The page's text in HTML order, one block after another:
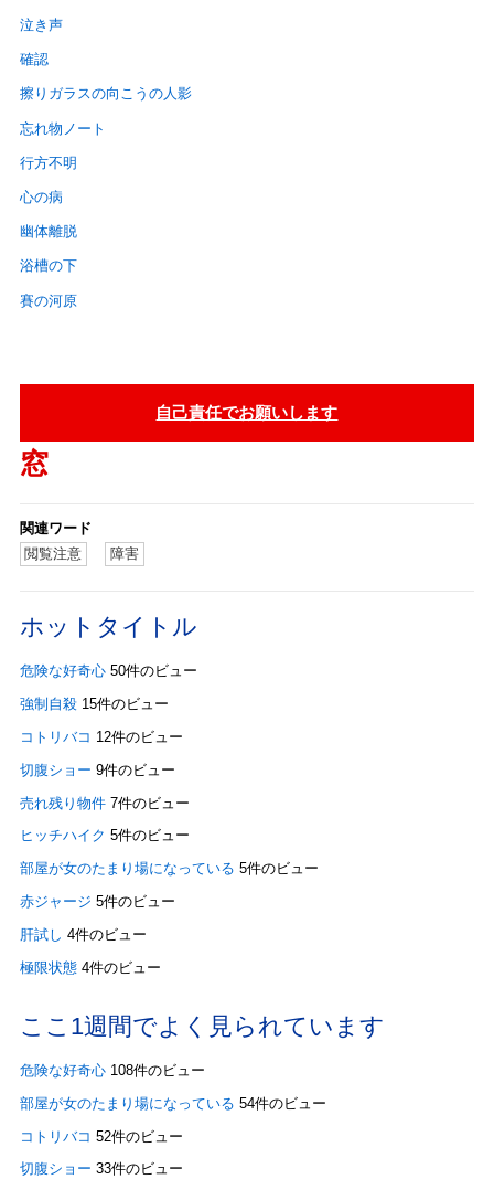
泣き声
確認
擦りガラスの向こうの人影
忘れ物ノート
行方不明
心の病
幽体離脱
浴槽の下
賽の河原
自己責任でお願いします
窓
関連ワード
閲覧注意
障害
ホットタイトル
危険な好奇心 50件のビュー
強制自殺 15件のビュー
コトリバコ 12件のビュー
切腹ショー 9件のビュー
売れ残り物件 7件のビュー
ヒッチハイク 5件のビュー
部屋が女のたまり場になっている 5件のビュー
赤ジャージ 5件のビュー
肝試し 4件のビュー
極限状態 4件のビュー
ここ1週間でよく見られています
危険な好奇心 108件のビュー
部屋が女のたまり場になっている 54件のビュー
コトリバコ 52件のビュー
切腹ショー 33件のビュー